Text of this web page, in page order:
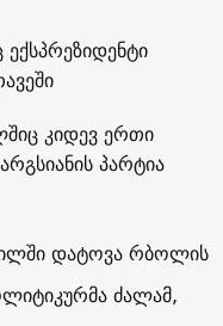
კიდევ ერთი
პარტია
დატოვა რბოლის
ძალამ,